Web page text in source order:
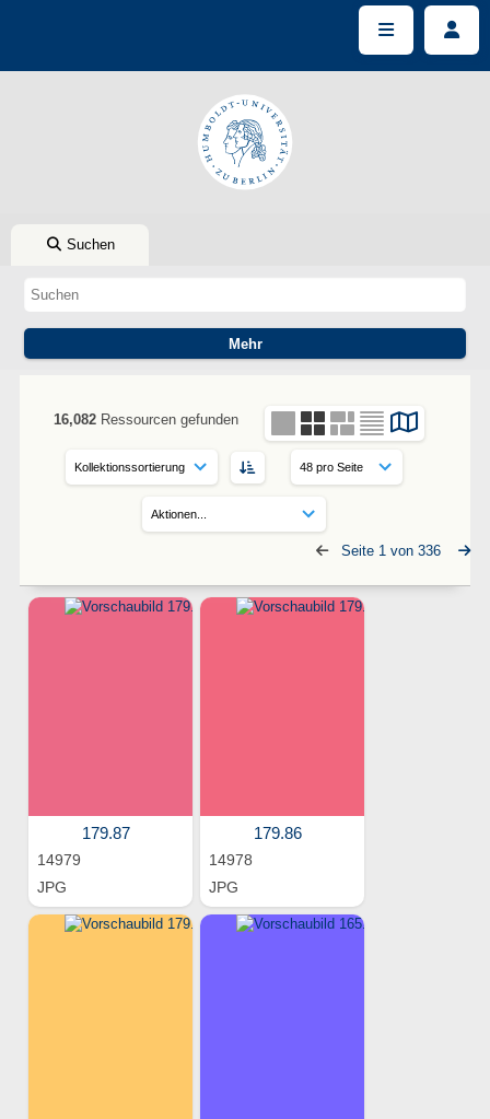
Suchen
16,082 Ressourcen gefunden
Seite 1 von 336
179.87
14979
JPG
179.86
14978
JPG